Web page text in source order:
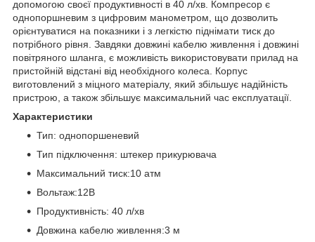
допомогою своєї продуктивності в 40 л/хв. Компресор є
однопоршневим з цифровим манометром, що дозволить
орієнтуватися на показники і з легкістю піднімати тиск до
потрібного рівня. Завдяки довжині кабелю живлення і довжині
повітряного шланга, є можливість використовувати прилад на
пристойній відстані від необхідного колеса. Корпус
виготовлений з міцного матеріалу, який збільшує надійність
пристрою, а також збільшує максимальний час експлуатації.
Характеристики
Тип: однопоршеневий
Тип підключення: штекер прикурювача
Максимальний тиск:10 атм
Вольтаж:12В
Продуктивність: 40 л/хв
Довжина кабелю живлення:3 м